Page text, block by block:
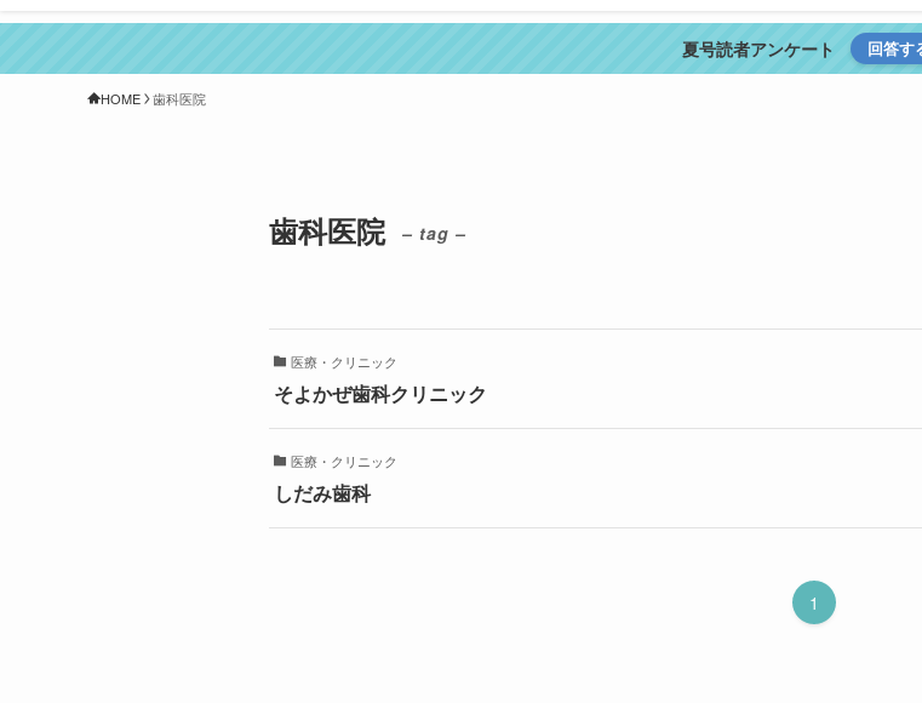
夏号読者アンケート 回答す
HOME 歯科医院
歯科医院 – tag –
医療・クリニック
そよかぜ歯科クリニック
医療・クリニック
しだみ歯科
1